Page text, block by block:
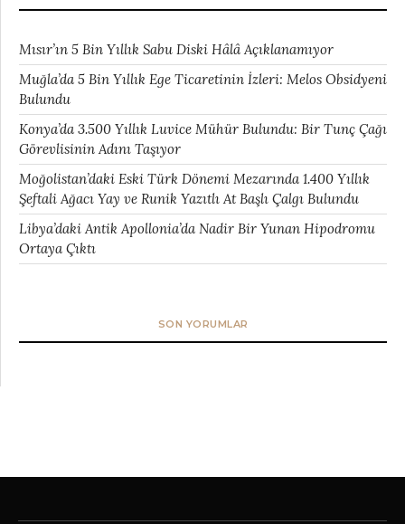
Mısır’ın 5 Bin Yıllık Sabu Diski Hâlâ Açıklanamıyor
Muğla’da 5 Bin Yıllık Ege Ticaretinin İzleri: Melos Obsidyeni
Bulundu
Konya’da 3.500 Yıllık Luvice Mühür Bulundu: Bir Tunç Çağı
Görevlisinin Adını Taşıyor
Moğolistan’daki Eski Türk Dönemi Mezarında 1.400 Yıllık
Şeftali Ağacı Yay ve Runik Yazıtlı At Başlı Çalgı Bulundu
Libya’daki Antik Apollonia’da Nadir Bir Yunan Hipodromu
Ortaya Çıktı
SON YORUMLAR